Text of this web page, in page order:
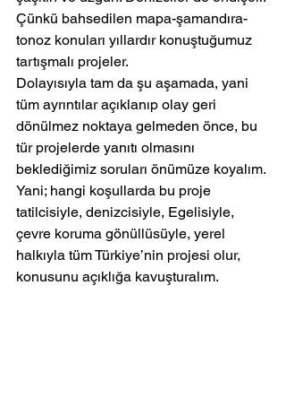
Çünkü bahsedilen mapa-şamandıra-
tonoz konuları yıllardır konuştuğumuz
tartışmalı projeler.
Dolayısıyla tam da şu aşamada, yani
tüm ayrıntılar açıklanıp olay geri
dönülmez noktaya gelmeden önce, bu
tür projelerde yanıtı olmasını
beklediğimiz soruları önümüze koyalım.
Yani; hangi koşullarda bu proje
tatilcisiyle, denizcisiyle, Egelisiyle,
çevre koruma gönüllüsüyle, yerel
halkıyla tüm Türkiye’nin projesi olur,
konusunu açıklığa kavuşturalım.